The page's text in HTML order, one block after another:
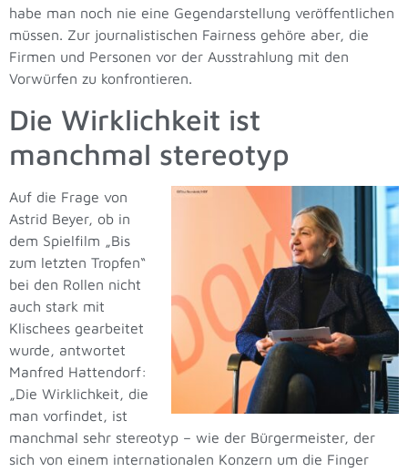
habe man noch nie eine Gegendarstellung veröffentlichen
müssen. Zur journalistischen Fairness gehöre aber, die
Firmen und Personen vor der Ausstrahlung mit den
Vorwürfen zu konfrontieren.
Die Wirklichkeit ist
manchmal stereotyp
Auf die Frage von
Astrid Beyer, ob in
dem Spielfilm „Bis
zum letzten Tropfen“
bei den Rollen nicht
auch stark mit
Klischees gearbeitet
wurde, antwortet
Manfred Hattendorf:
„Die Wirklichkeit, die
man vorfindet, ist
manchmal sehr stereotyp – wie der Bürgermeister, der
sich von einem internationalen Konzern um die Finger